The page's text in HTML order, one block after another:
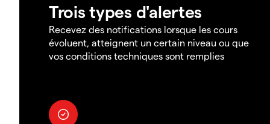
Trois types d'alertes
Recevez des notifications lorsque les cours
évoluent, atteignent un certain niveau ou que
vos conditions techniques sont remplies